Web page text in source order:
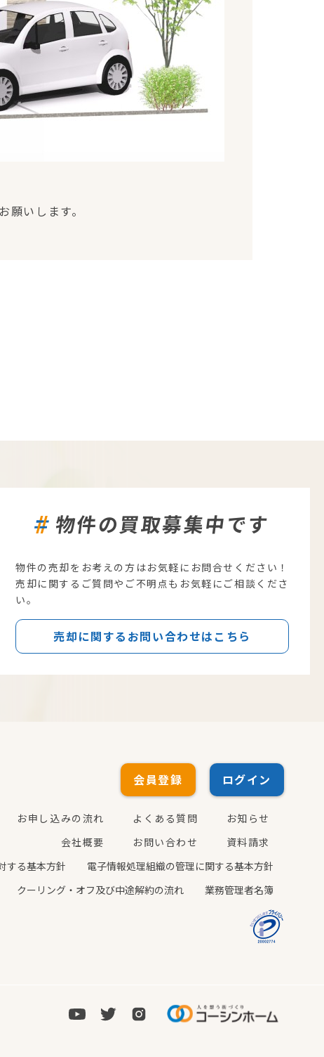
いします。
物件の買取募集中です
物件の売却をお考えの方はお気軽にお問合せください！
売却に関するご質問やご不明点もお気軽にご相談くださ
い。
売却に関するお問い合わせはこちら
会員登録 ログイン
お申し込みの流れ よくある質問
お知らせ
会社概要
お問い合わせ
資料請求
する基本方針
電子情報処理組織の管理に関する基本方針
クーリング・オフ及び中途解約の流れ 業務管理者名簿